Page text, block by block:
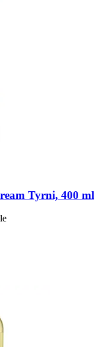
Tyrni, 400 ml